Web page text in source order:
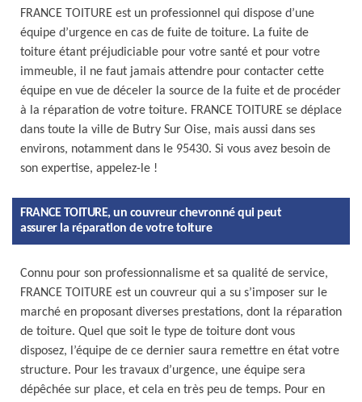
FRANCE TOITURE est un professionnel qui dispose d’une
équipe d’urgence en cas de fuite de toiture. La fuite de
toiture étant préjudiciable pour votre santé et pour votre
immeuble, il ne faut jamais attendre pour contacter cette
équipe en vue de déceler la source de la fuite et de procéder
à la réparation de votre toiture. FRANCE TOITURE se déplace
dans toute la ville de Butry Sur Oise, mais aussi dans ses
environs, notamment dans le 95430. Si vous avez besoin de
son expertise, appelez-le !
FRANCE TOITURE, un couvreur chevronné qui peut
assurer la réparation de votre toiture
Connu pour son professionnalisme et sa qualité de service,
FRANCE TOITURE est un couvreur qui a su s’imposer sur le
marché en proposant diverses prestations, dont la réparation
de toiture. Quel que soit le type de toiture dont vous
disposez, l’équipe de ce dernier saura remettre en état votre
structure. Pour les travaux d’urgence, une équipe sera
dépêchée sur place, et cela en très peu de temps. Pour en